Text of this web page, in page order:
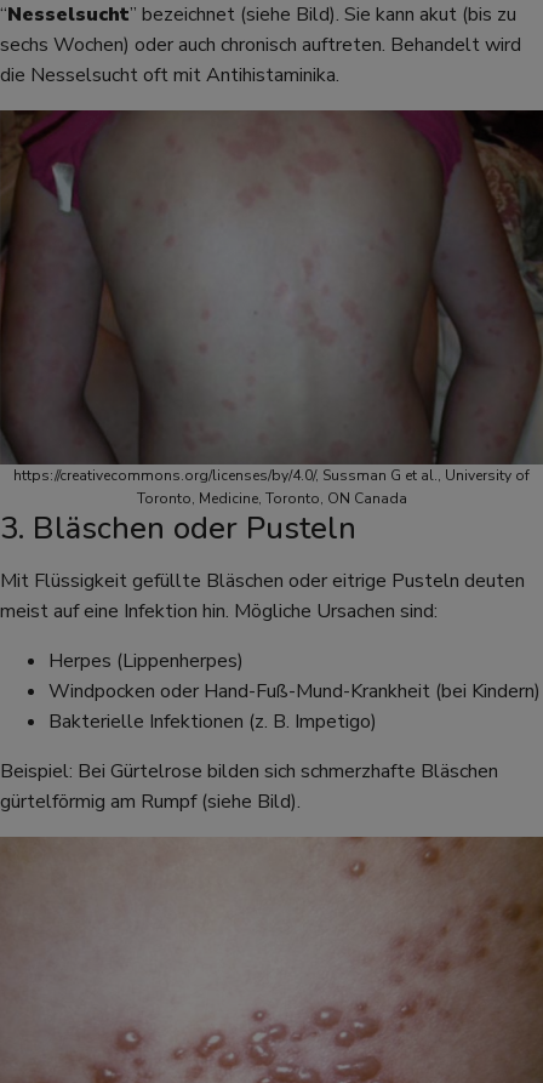
“Nesselsucht” bezeichnet (siehe Bild). Sie kann akut (bis zu
sechs Wochen) oder auch chronisch auftreten. Behandelt wird
die Nesselsucht oft mit Antihistaminika.
https://creativecommons.org/licenses/by/4.0/, Sussman G et al., University of
Toronto, Medicine, Toronto, ON Canada
3. Bläschen oder Pusteln
Mit Flüssigkeit gefüllte Bläschen oder eitrige Pusteln deuten
meist auf eine Infektion hin. Mögliche Ursachen sind:
Herpes (Lippenherpes)
Windpocken oder Hand-Fuß-Mund-Krankheit (bei Kindern)
Bakterielle Infektionen (z. B. Impetigo)
Beispiel: Bei Gürtelrose bilden sich schmerzhafte Bläschen
gürtelförmig am Rumpf (siehe Bild).